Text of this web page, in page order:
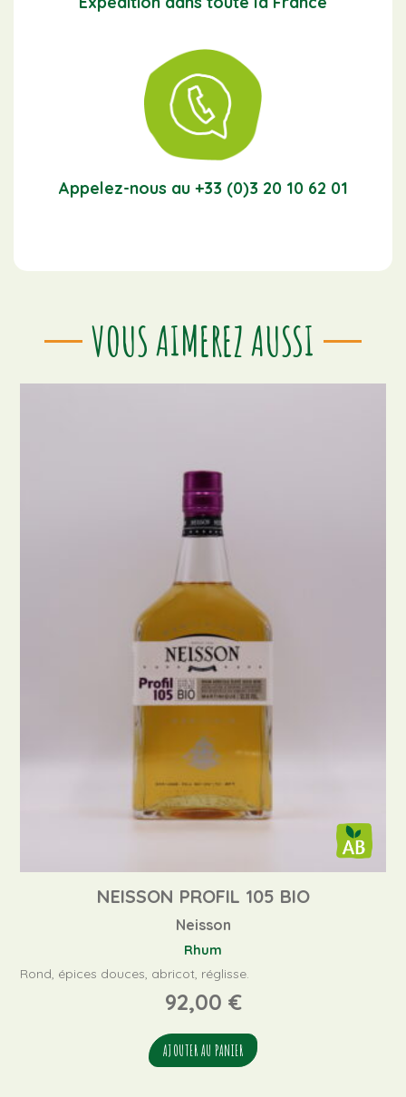
Appelez-nous au +33 (0)3 20 10 62 01
VOUS AIMEREZ AUSSI
NEISSON PROFIL 105 BIO
Neisson
Rhum
Rond, épices douces, abricot, réglisse.
92,00 €
AJOUTER AU PANIER